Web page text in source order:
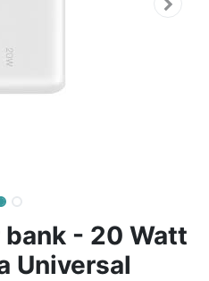
- 20 Watt
Universal